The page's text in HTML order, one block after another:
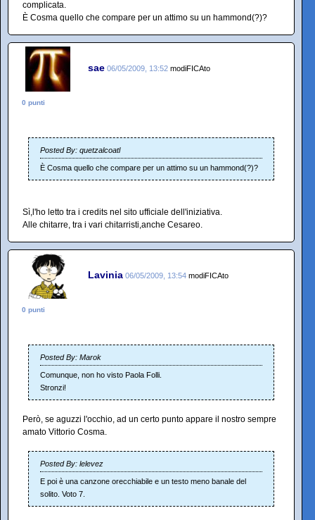
complicata.
È Cosma quello che compare per un attimo su un hammond(?)?
sae 06/05/2009, 13:52 modiFICAto
0 punti
Posted By: quetzalcoatl
È Cosma quello che compare per un attimo su un hammond(?)?
Sì,l'ho letto tra i credits nel sito ufficiale dell'iniziativa.
Alle chitarre, tra i vari chitarristi,anche Cesareo.
Lavinia 06/05/2009, 13:54 modiFICAto
0 punti
Posted By: Marok
Comunque, non ho visto Paola Folli.
Stronzi!
Però, se aguzzi l'occhio, ad un certo punto appare il nostro sempre
amato Vittorio Cosma.
Posted By: lelevez
E poi è una canzone orecchiabile e un testo meno banale del
solito. Voto 7.